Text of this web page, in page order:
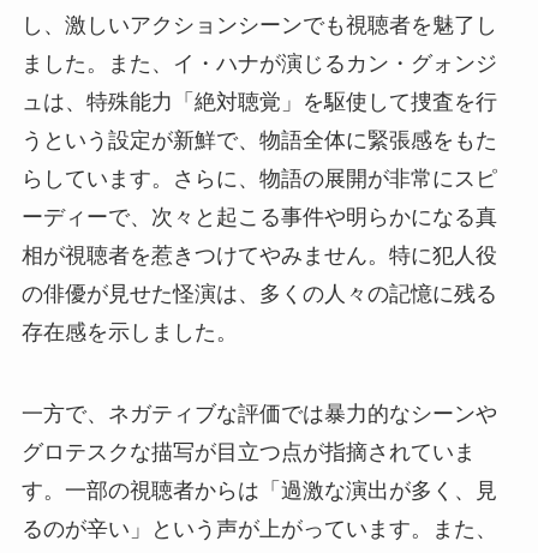
し、激しいアクションシーンでも視聴者を魅了し
ました。また、イ・ハナが演じるカン・グォンジ
ュは、特殊能力「絶対聴覚」を駆使して捜査を行
うという設定が新鮮で、物語全体に緊張感をもた
らしています。さらに、物語の展開が非常にスピ
ーディーで、次々と起こる事件や明らかになる真
相が視聴者を惹きつけてやみません。特に犯人役
の俳優が見せた怪演は、多くの人々の記憶に残る
存在感を示しました。
一方で、ネガティブな評価では暴力的なシーンや
グロテスクな描写が目立つ点が指摘されていま
す。一部の視聴者からは「過激な演出が多く、見
るのが辛い」という声が上がっています。また、